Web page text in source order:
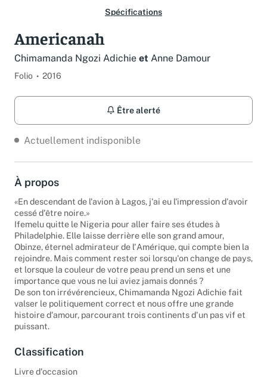
Spécifications
Americanah
Chimamanda Ngozi Adichie et Anne Damour
Folio 2016
Être alerté
Actuellement indisponible
À propos
«En descendant de l'avion à Lagos, j'ai eu l'impression d'avoir
cessé d'être noire.»
Ifemelu quitte le Nigeria pour aller faire ses études à
Philadelphie. Elle laisse derrière elle son grand amour,
Obinze, éternel admirateur de l'Amérique, qui compte bien la
rejoindre. Mais comment rester soi lorsqu'on change de pays,
et lorsque la couleur de votre peau prend un sens et une
importance que vous ne lui aviez jamais donnés ?
De son ton irrévérencieux, Chimamanda Ngozi Adichie fait
valser le politiquement correct et nous offre une grande
histoire d'amour, parcourant trois continents d'un pas vif et
puissant.
Classification
Livre d'occasion